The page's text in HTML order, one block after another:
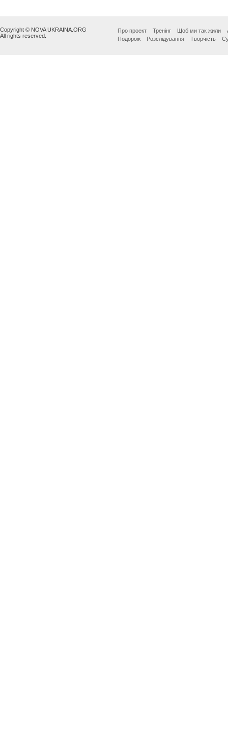
Copyright © NOVA UKRAINA.ORG
All rights reserved.
Про проект Тренінг Щоб ми так жили
Подорож
Розслідування Творчість